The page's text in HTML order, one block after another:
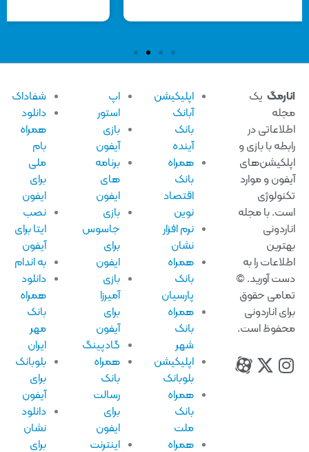
یک
در
با بازی و
و موارد
با مجله
را به
آورید. ©
حقوق
اناردونی
است.
اپلیکیشن
آبانک
آینده
همراه
اقتصاد
نرم افزار
نشان
همراه
پارسیان
همراه
اپلیکیشن
بلوبانک
همراه
همراه
اپ
استور
بازی
آیفون
برنامه
ایفون
بازی
جاسوس
ایفون
بازی
آیفون
گادپینگ
همراه
رسالت
ایفون
اینترنت
شفاداک
دانلود
همراه
ایفون
نصب
ایتا برای
آیفون
به اندام
دانلود
همراه
بلوبانک
آیفون
دانلود
نشان